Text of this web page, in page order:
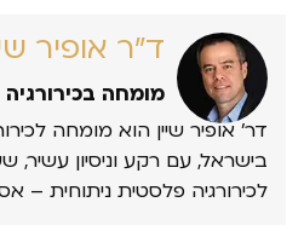
ד״ר אופיר
מומחה
דר’ אופיר שיין הוא מומחה
בישראל, עם רקע וניסיון עשיר,
לכירורגיה פלסטית ניתוחית –